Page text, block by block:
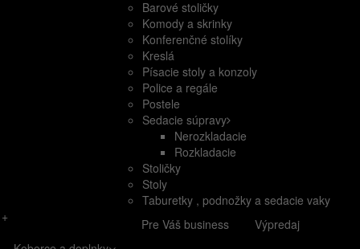
Barové stoličky
Komody a skrinky
Konferenčné stolíky
Kreslá
Písacie stoly a konzoly
Police a regále
Postele
Sedacie súpravy
Nerozkladacie
Rozkladacie
Stoličky
Stoly
Taburetky , podnožky a sedacie vaky
+
Pre Váš business
Výpredaj